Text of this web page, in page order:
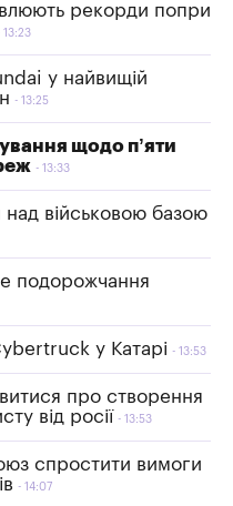
рекорди попри
13:23
у найвищій
13:25
щодо п’яти
13:33
над військовою базою
подорожчання
у Катарі 13:53
про створення
від росії
13:53
спростити вимоги
14:07